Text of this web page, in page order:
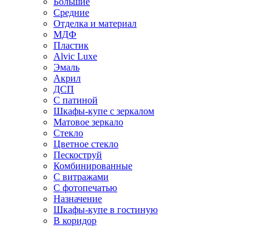
Средние
Отделка и материал
МДФ
Пластик
Alvic Luxe
Эмаль
Акрил
ДСП
С патиной
Шкафы-купе с зеркалом
Матовое зеркало
Стекло
Цветное стекло
Пескоструй
Комбинированные
С витражами
С фотопечатью
Назначение
Шкафы-купе в гостиную
В коридор